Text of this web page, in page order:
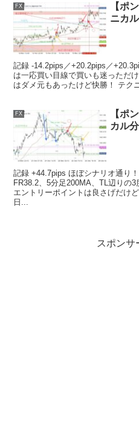
FX
【ポ
ニカ
記録 -14.2pips／+20.2pips／
は一応買い目線で買いも迷っただ
はダメ元もあったけど快勝！ テク
FX
【ポ
カル
記録 +44.7pips ほぼシナリオ通り
FR38.2、5分足200MA、TL辺りの3
エントリーポイントは良さげだけ
日...
スポンサ